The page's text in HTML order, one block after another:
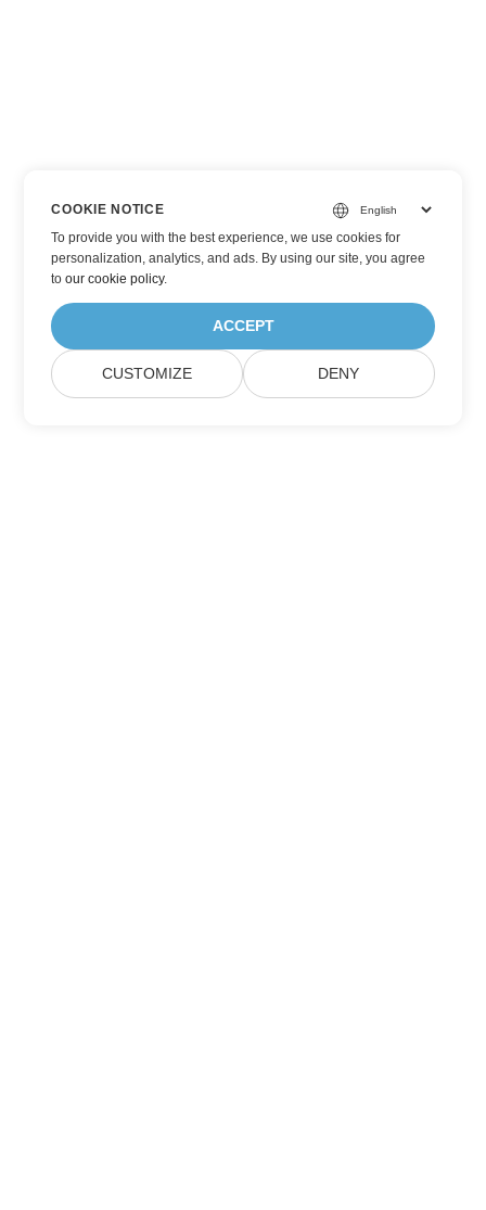
COOKIE NOTICE
To provide you with the best experience, we use cookies for
personalization, analytics, and ads. By using our site, you agree
toour cookie policy.
ACCEPT
CUSTOMIZE DENY